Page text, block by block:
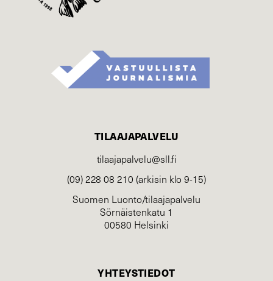
TILAAJAPALVELU
tilaajapalvelu@sll.fi
(09) 228 08 210 (arkisin klo 9-15)
Suomen Luonto/tilaajapalvelu
Sörnäistenkatu 1
00580 Helsinki
YHTEYSTIEDOT